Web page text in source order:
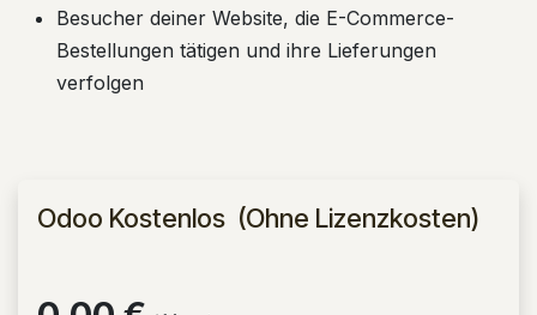
Besucher deiner Website, die E-Commerce-
Bestellungen tätigen und ihre Lieferungen
verfolgen
Odoo Kostenlos (Ohne Lizenzkosten)